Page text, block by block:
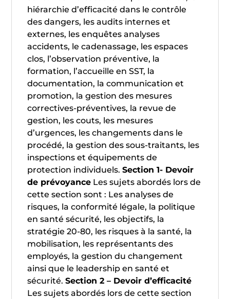
hiérarchie d’efficacité dans le contrôle
des dangers, les audits internes et
externes, les enquêtes analyses
accidents, le cadenassage, les espaces
clos, l’observation préventive, la
formation, l’accueille en SST, la
documentation, la communication et
promotion, la gestion des mesures
correctives-préventives, la revue de
gestion, les couts, les mesures
d’urgences, les changements dans le
procédé, la gestion des sous-traitants, les
inspections et équipements de
protection individuels.Section 1- Devoir
de prévoyance Les sujets abordés lors de
cette section sont : Les analyses de
risques, la conformité légale, la politique
en santé sécurité, les objectifs, la
stratégie 20-80, les risques à la santé, la
mobilisation, les représentants des
employés, la gestion du changement
ainsi que le leadership en santé et
sécurité.Section 2 – Devoir d’efficacité
Les sujets abordés lors de cette section